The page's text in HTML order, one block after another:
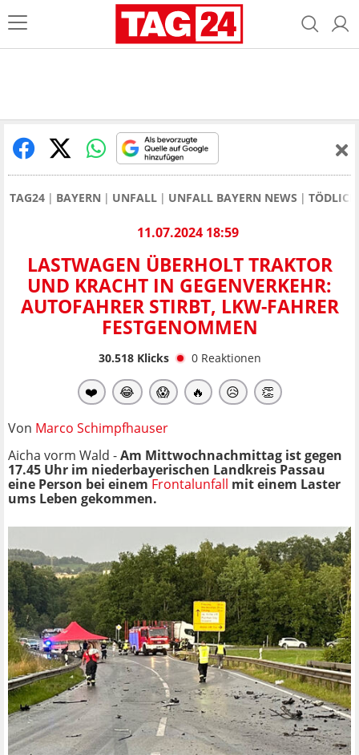
TAG24 BAYERN UNFALL UNFALL BAYERN NEWS
11.07.2024 18:59
LASTWAGEN ÜBERHOLT TRAKTOR
UND KRACHT IN GEGENVERKEHR:
AUTOFAHRER STIRBT, LKW-FAHRER
FESTGENOMMEN
30.518Klicks 0 Reaktionen
❤️ 😂 😱 🔥 😥 👏
Von Marco Schimpfhauser
Aicha vorm Wald -Am Mittwochnachmittag ist gegen
17.45 Uhr im niederbayerischen Landkreis Passau
eine Person bei einem Frontalunfall mit einem Laster
ums Leben gekommen.